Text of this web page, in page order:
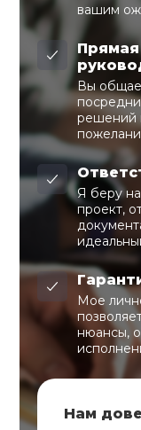
вашим
Вы
решений
Я беру
проект,
Мое
нюансы,
Нам